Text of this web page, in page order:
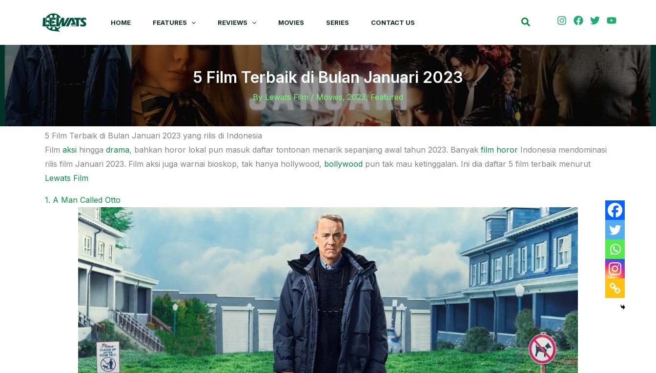
HOME FEATURES REVIEWS MOVIES SERIES CONTACT US Search
5 Film Terbaik di Bulan Januari 2023
By Lewats Film / Movies, 2023, Featured
5 Film Terbaik di Bulan Januari 2023 yang rilis di Indonesia
Film aksi hingga drama, bahkan horor lokal pun masuk daftar tontonan menarik sepanjang awal tahun 2023. Banyak film horor Indonesia mendominasi
rilis film Januari 2023. Film aksi juga warnai bioskop, tak hanya hollywood, bollywood pun tak mau ketinggalan. Ini dia daftar 5 film terbaik menurut
Lewats Film
1. A Man Called Otto